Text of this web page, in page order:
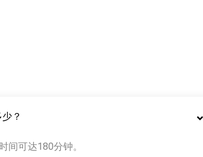
？
间可达180分钟。